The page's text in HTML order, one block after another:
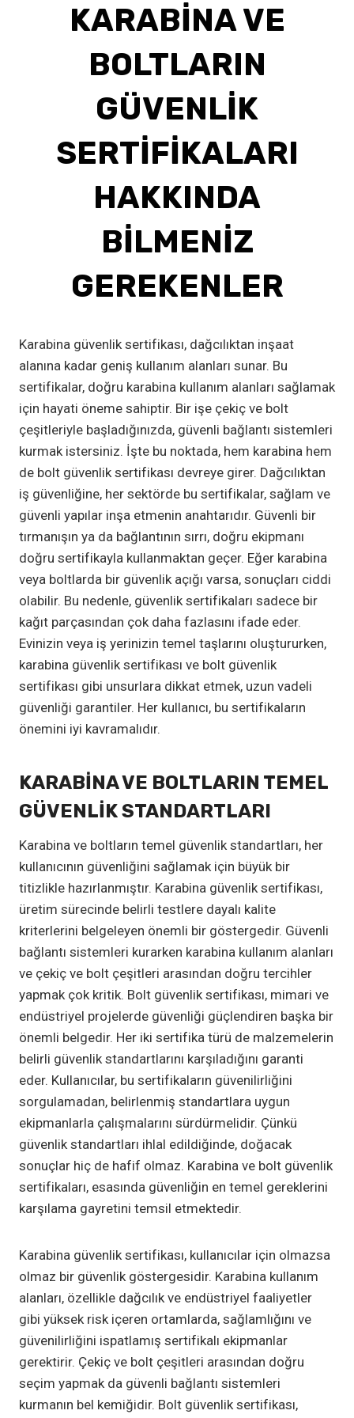
KARABINA VE
BOLTLARIN
GÜVENLIK
SERTIFIKALARI
HAKKINDA
BILMENIZ
GEREKENLER
Karabina güvenlik sertifikası, dağcılıktan inşaat
alanına kadar geniş kullanım alanları sunar. Bu
sertifikalar, doğru karabina kullanım alanları sağlamak
için hayati öneme sahiptir. Bir işe çekiç ve bolt
çeşitleriyle başladığınızda, güvenli bağlantı sistemleri
kurmak istersiniz. İşte bu noktada, hem karabina hem
de bolt güvenlik sertifikası devreye girer. Dağcılıktan
iş güvenliğine, her sektörde bu sertifikalar, sağlam ve
güvenli yapılar inşa etmenin anahtarıdır. Güvenli bir
tırmanışın ya da bağlantının sırrı, doğru ekipmanı
doğru sertifikayla kullanmaktan geçer. Eğer karabina
veya boltlarda bir güvenlik açığı varsa, sonuçları ciddi
olabilir. Bu nedenle, güvenlik sertifikaları sadece bir
kağıt parçasından çok daha fazlasını ifade eder.
Evinizin veya iş yerinizin temel taşlarını oluştururken,
karabina güvenlik sertifikası ve bolt güvenlik
sertifikası gibi unsurlara dikkat etmek, uzun vadeli
güvenliği garantiler. Her kullanıcı, bu sertifikaların
önemini iyi kavramalıdır.
KARABINA VE BOLTLARIN TEMEL
GÜVENLIK STANDARTLARI
Karabina ve boltların temel güvenlik standartları, her
kullanıcının güvenliğini sağlamak için büyük bir
titizlikle hazırlanmıştır. Karabina güvenlik sertifikası,
üretim sürecinde belirli testlere dayalı kalite
kriterlerini belgeleyen önemli bir göstergedir. Güvenli
bağlantı sistemleri kurarken karabina kullanım alanları
ve çekiç ve bolt çeşitleri arasından doğru tercihler
yapmak çok kritik. Bolt güvenlik sertifikası, mimari ve
endüstriyel projelerde güvenliği güçlendiren başka bir
önemli belgedir. Her iki sertifika türü de malzemelerin
belirli güvenlik standartlarını karşıladığını garanti
eder. Kullanıcılar, bu sertifikaların güvenilirliğini
sorgulamadan, belirlenmiş standartlara uygun
ekipmanlarla çalışmalarını sürdürmelidir. Çünkü
güvenlik standartları ihlal edildiğinde, doğacak
sonuçlar hiç de hafif olmaz. Karabina ve bolt güvenlik
sertifikaları, esasında güvenliğin en temel gereklerini
karşılama gayretini temsil etmektedir.
Karabina güvenlik sertifikası, kullanıcılar için olmazsa
olmaz bir güvenlik göstergesidir. Karabina kullanım
alanları, özellikle dağcılık ve endüstriyel faaliyetler
gibi yüksek risk içeren ortamlarda, sağlamlığını ve
güvenilirliğini ispatlamış sertifikalı ekipmanlar
gerektirir. Çekiç ve bolt çeşitleri arasından doğru
seçim yapmak da güvenli bağlantı sistemleri
kurmanın bel kemiğidir. Bolt güvenlik sertifikası,